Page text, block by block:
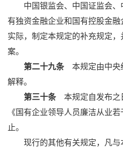
中国银监会、中国证监会、
有独资金融企业和国有控股金
实际，制定本规定的补充规定
案。
第二十九条本规定由中央
解释。
第三十条本规定自发布之
《国有企业领导人员廉洁从业
止。
现行的其他有关规定，凡与